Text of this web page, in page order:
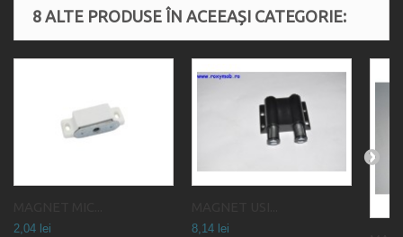
8 ALTE PRODUSE ÎN ACEEAȘI CATEGORIE:
2,04 lei 8,14 lei